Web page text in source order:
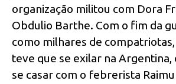
organização militou com Dora
Obdulio Barthe. Com o fim da
como milhares de
teve que se exilar na Argentina,
se casar com o febrerista